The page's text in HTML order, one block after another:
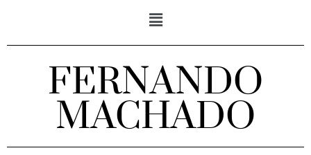
FERNANDO
MACHADO